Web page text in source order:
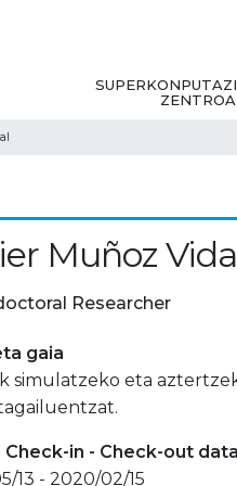
ZENTROA
Muñoz
Researcher
gaia
simulatzeko eta
Check-in - Check-out
13 - 2020/02/15